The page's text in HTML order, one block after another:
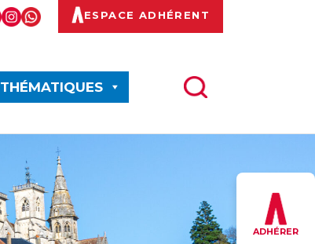
ESPACE ADHÉRENT
THÉMATIQUES
ADHÉRER